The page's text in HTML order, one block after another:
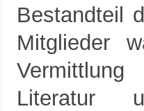
Bestandteil
Mitglieder
Literatur